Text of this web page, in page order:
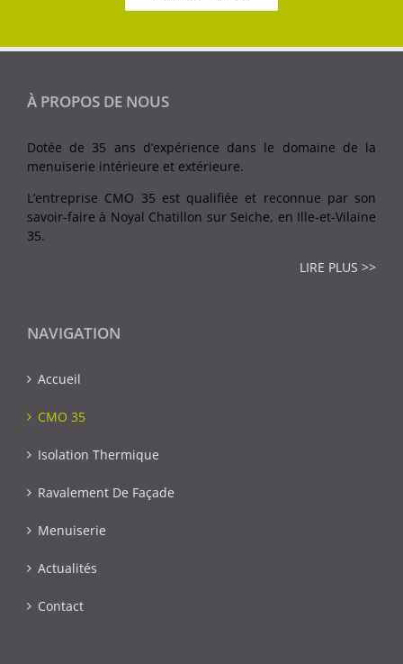
À PROPOS DE NOUS
Dotée de 35 ans d’expérience dans le domaine de la
menuiserie intérieure et extérieure.
L’entreprise CMO 35 est qualifiée et reconnue par son
savoir-faire à Noyal Chatillon sur Seiche, en Ille-et-Vilaine
35.
LIRE PLUS >>
NAVIGATION
Accueil
CMO 35
Isolation Thermique
Ravalement De Façade
Menuiserie
Actualités
Contact